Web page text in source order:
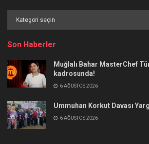
Kategorileri
Son Haberler
Muğlalı Bahar MasterChef
kadrosunda!
6 AĞUSTOS 2026
Ummuhan Korkut Davası
6 AĞUSTOS 2026